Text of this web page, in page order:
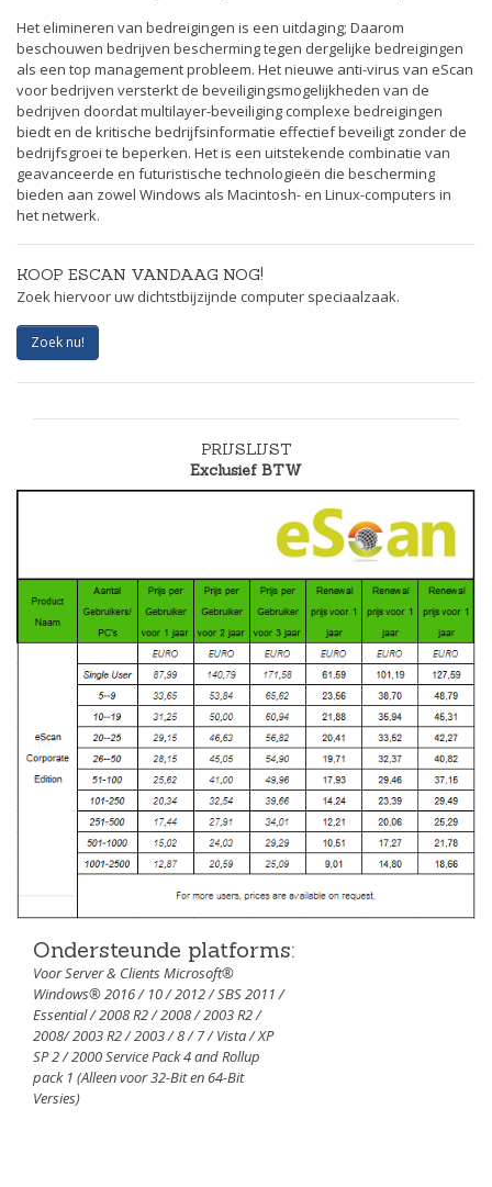
Het elimineren van bedreigingen is een uitdaging; Daarom
beschouwen bedrijven bescherming tegen dergelijke bedreigingen
als een top management probleem. Het nieuwe anti-virus van eScan
voor bedrijven versterkt de beveiligingsmogelijkheden van de
bedrijven doordat multilayer-beveiliging complexe bedreigingen
biedt en de kritische bedrijfsinformatie effectief beveiligt zonder de
bedrijfsgroei te beperken. Het is een uitstekende combinatie van
geavanceerde en futuristische technologieën die bescherming
bieden aan zowel Windows als Macintosh- en Linux-computers in
het netwerk.
KOOP ESCAN VANDAAG NOG!
Zoek hiervoor uw dichtstbijzijnde computer speciaalzaak.
Zoek nu!
PRIJSLIJST
Exclusief BTW
Ondersteunde platforms:
Voor Server & Clients Microsoft®
Windows® 2016 / 10 / 2012 / SBS 2011 /
Essential / 2008 R2 / 2008 / 2003 R2 /
2008/ 2003 R2 / 2003 / 8 / 7 / Vista / XP
SP 2 / 2000 Service Pack 4 and Rollup
pack 1 (Alleen voor 32-Bit en 64-Bit
Versies)